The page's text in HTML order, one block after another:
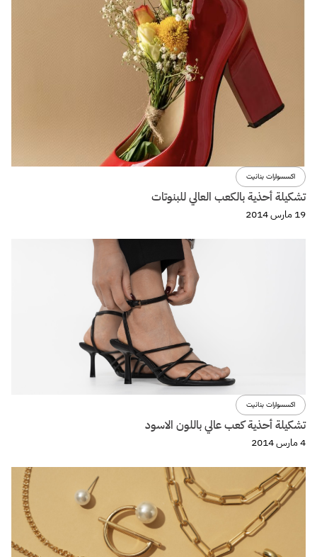
اكسسوارات بنانيت
تشكيلة أحذية بالكعب العالي للبنوتات
19 مارس 2014
اكسسوارات بنانيت
تشكيلة أحذية كعب عالي باللون الاسود
4 مارس 2014